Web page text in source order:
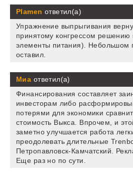
Plamen ответил(а)
Упражнение выпрыгивания
принятому конгрессом решению
элементы питания). Небольшом
оставил.
Миа ответил(а)
Финансирования составляет
инвесторам либо
потерями для экономики
стоимость Выкса. Впрочем, и
заметно улучшается работа
преодолевать длительные
Петропавловск-Камчатский.
Еще раз но по сути.